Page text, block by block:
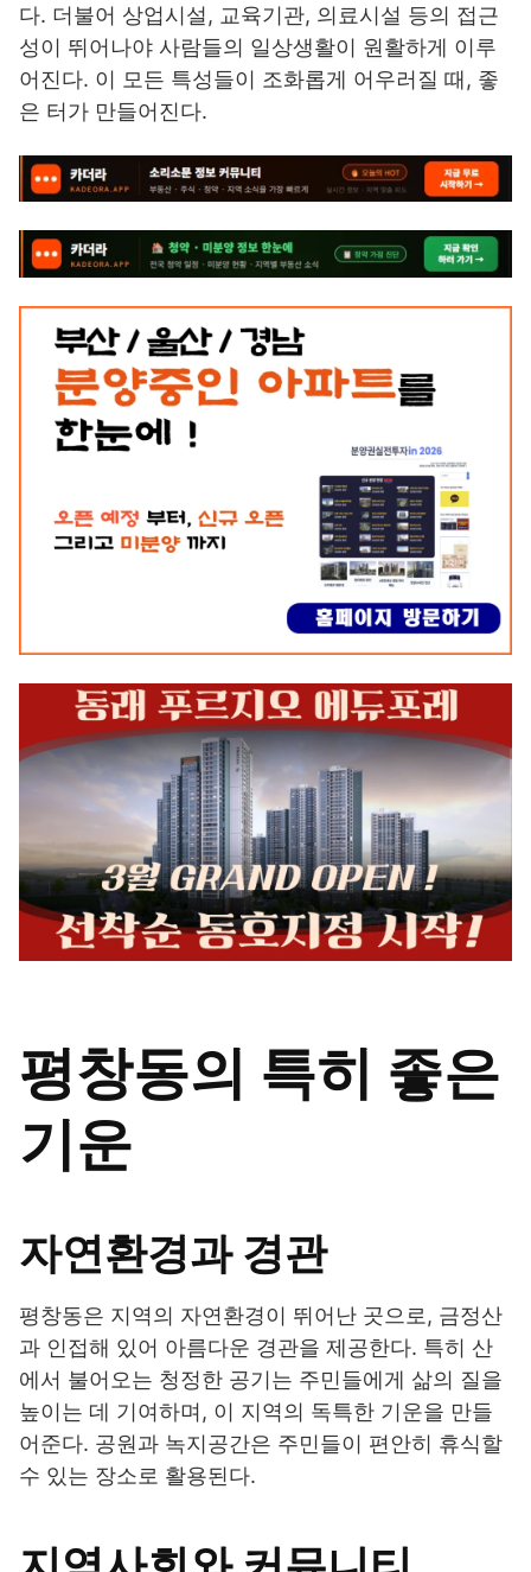
다. 더불어 상업시설, 교육기관, 의료시설 등의 접근
성이 뛰어나야 사람들의 일상생활이 원활하게 이루
어진다. 이 모든 특성들이 조화롭게 어우러질 때, 좋
은 터가 만들어진다.
평창동의 특히 좋은
기운
자연환경과 경관
평창동은 지역의 자연환경이 뛰어난 곳으로, 금정산
과 인접해 있어 아름다운 경관을 제공한다. 특히 산
에서 불어오는 청정한 공기는 주민들에게 삶의 질을
높이는 데 기여하며, 이 지역의 독특한 기운을 만들
어준다. 공원과 녹지공간은 주민들이 편안히 휴식할
수 있는 장소로 활용된다.